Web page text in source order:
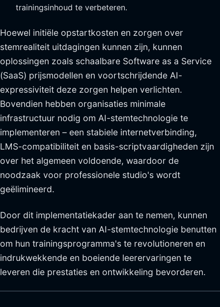
trainingsinhoud te verbeteren.
Hoewel initiële opstartkosten en zorgen over
stemrealiteit uitdagingen kunnen zijn, kunnen
oplossingen zoals schaalbare Software as a Service
(SaaS) prijsmodellen en voortschrijdende AI-
expressiviteit deze zorgen helpen verlichten.
Bovendien hebben organisaties minimale
infrastructuur nodig om AI-stemtechnologie te
implementeren – een stabiele internetverbinding,
LMS-compatibiliteit en basis-scriptvaardigheden zijn
over het algemeen voldoende, waardoor de
noodzaak voor professionele studio's wordt
geëlimineerd.
Door dit implementatiekader aan te nemen, kunnen
bedrijven de kracht van AI-stemtechnologie benutten
om hun trainingsprogramma's te revolutioneren en
indrukwekkende en boeiende leerervaringen te
leveren die prestaties en ontwikkeling bevorderen.